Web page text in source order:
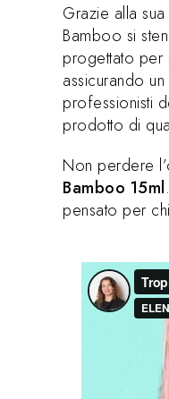
Grazie alla
Bamboo si
progettato per
assicurando
professionisti
prodotto di
Non perdere
Bamboo 15ml
pensato per